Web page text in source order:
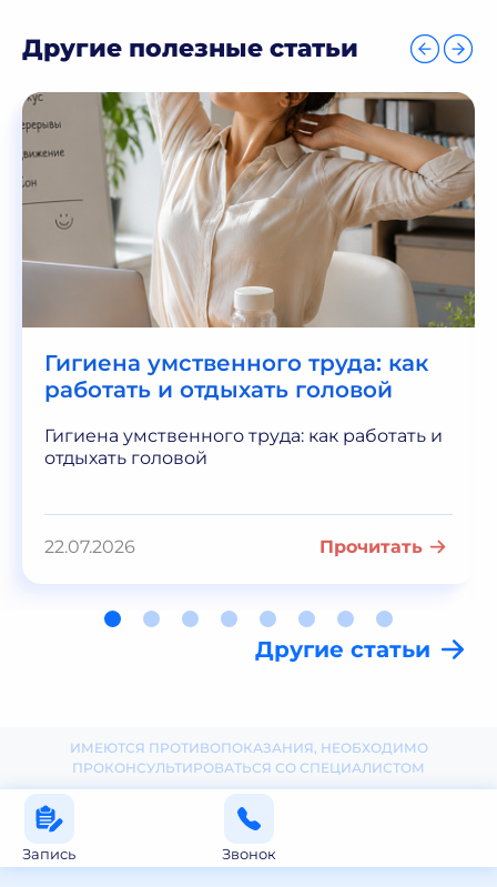
Другие полезные статьи
Гигиена умственного труда: как
работать и отдыхать головой
Гигиена умственного труда: как работать и
отдыхать головой
22.07.2026 Прочитать
Другие статьи
ИМЕЮТСЯ ПРОТИВОПОКАЗАНИЯ, НЕОБХОДИМО
ПРОКОНСУЛЬТИРОВАТЬСЯ СО СПЕЦИАЛИСТОМ
Запись Звонок